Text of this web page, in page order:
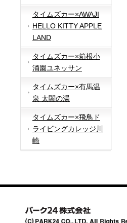
タイムズカー×AWAJI
HELLO KITTY APPLE
LAND
タイムズカー×箱根小
涌園ユネッサン
タイムズカー×有馬温
泉 太閤の湯
タイムズカー×飛鳥ド
ライビングカレッジ川
崎